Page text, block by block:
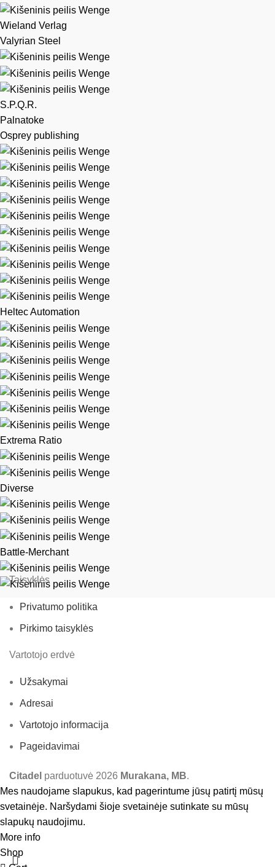
Wieland Verlag
Valyrian Steel
S.P.Q.R.
Palnatoke
Osprey publishing
Heltec Automation
Extrema Ratio
Diverse
Battle-Merchant
Taisyklės
Privatumo politika
Pirkimo taisyklės
Vartotojo erdvė
Užsakymai
Adresai
Vartotojo informacija
Pageidavimai
Citadel parduotuvė 2026 Murakana, MB.
Mes naudojame slapukus, kad pagerintume jūsų patirtį mūsų
svetainėje. Naršydami šioje svetainėje sutinkate su mūsų
slapukų naudojimu.
More info
Shop